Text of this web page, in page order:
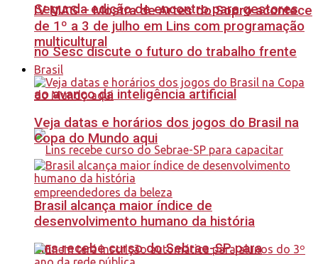
Segunda edição de encontro para gestores
no Sesc discute o futuro do trabalho frente
ao avanço da inteligência artificial
Lins recebe curso do Sebrae-SP para
IV MAS – Mostra de Artes do Sopro acontece
de 1º a 3 de julho em Lins com programação
multicultural
Brasil
Veja datas e horários dos jogos do Brasil na
Copa do Mundo aqui
Brasil alcança maior índice de
desenvolvimento humano da história